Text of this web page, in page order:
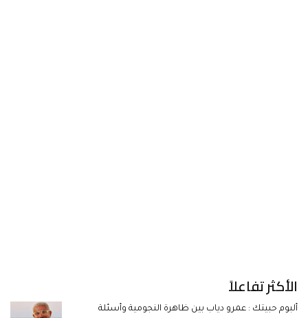
الأكثر تفاعلاً
ألبوم حبيتك : عمرو دياب بين ظاهرة النجومية وأسئلة